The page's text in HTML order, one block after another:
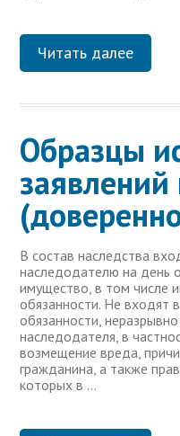
Читать далее
Образцы
заявлений
В состав наследства
наследодателю на день
имущество, в том числе
обязанности. Не входят
обязанности,
наследодателя, в
возмещение вреда,
гражданина, а также
которых в …